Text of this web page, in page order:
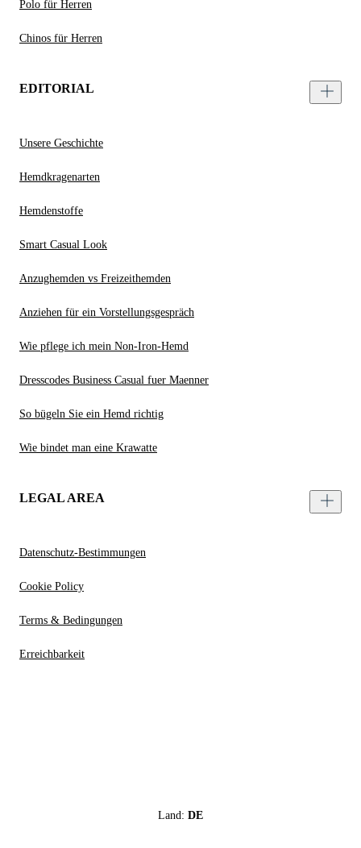
Polo für Herren
Chinos für Herren
EDITORIAL
Unsere Geschichte
Hemdkragenarten
Hemdenstoffe
Smart Casual Look
Anzughemden vs Freizeithemden
Anziehen für ein Vorstellungsgespräch
Wie pflege ich mein Non-Iron-Hemd
Dresscodes Business Casual fuer Maenner
So bügeln Sie ein Hemd richtig
Wie bindet man eine Krawatte
LEGAL AREA
Datenschutz-Bestimmungen
Cookie Policy
Terms & Bedingungen
Erreichbarkeit
Land: DE